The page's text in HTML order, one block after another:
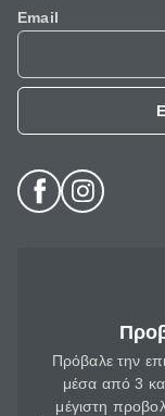
Email
Πρόβαλε την
μέσα από 3
μέγιστη